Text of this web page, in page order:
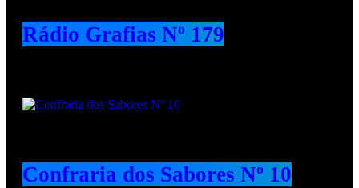
Rádio Grafias Nº 179
Confraria dos Sabores Nº 10